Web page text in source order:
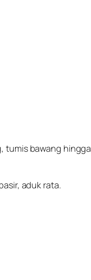
tumis bawang hingga
aduk rata.